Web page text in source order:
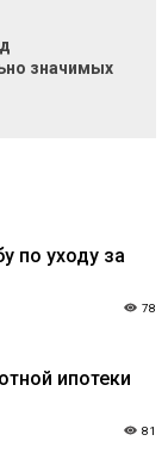
значимых
по уходу за
78
ипотеки
81